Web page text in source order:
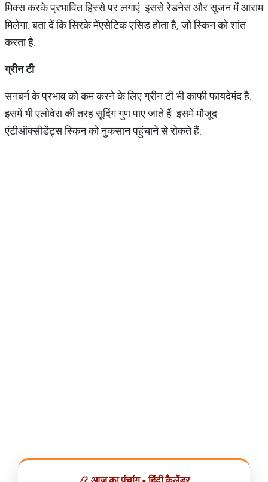
मिक्स करके प्रभावित हिस्से पर लगाएं. इससे रेडनेस और सूजन में आराम
मिलेगा. बता दें कि सिरके मेंएसेटिक एसिड होता है, जो स्किन को शांत
करता है.
ग्रीनटी
सनबर्न के प्रभाव को कम करने के लिए ग्रीन टी भी काफी फायदेमंद है.
इसमें भी एलोवेरा की तरह सूदिंग गुण पाए जाते हैं. इसमें मौजूद
एंटीऑक्सीडेंट्स स्किन को नुकसान पहुंचाने से रोकते हैं.